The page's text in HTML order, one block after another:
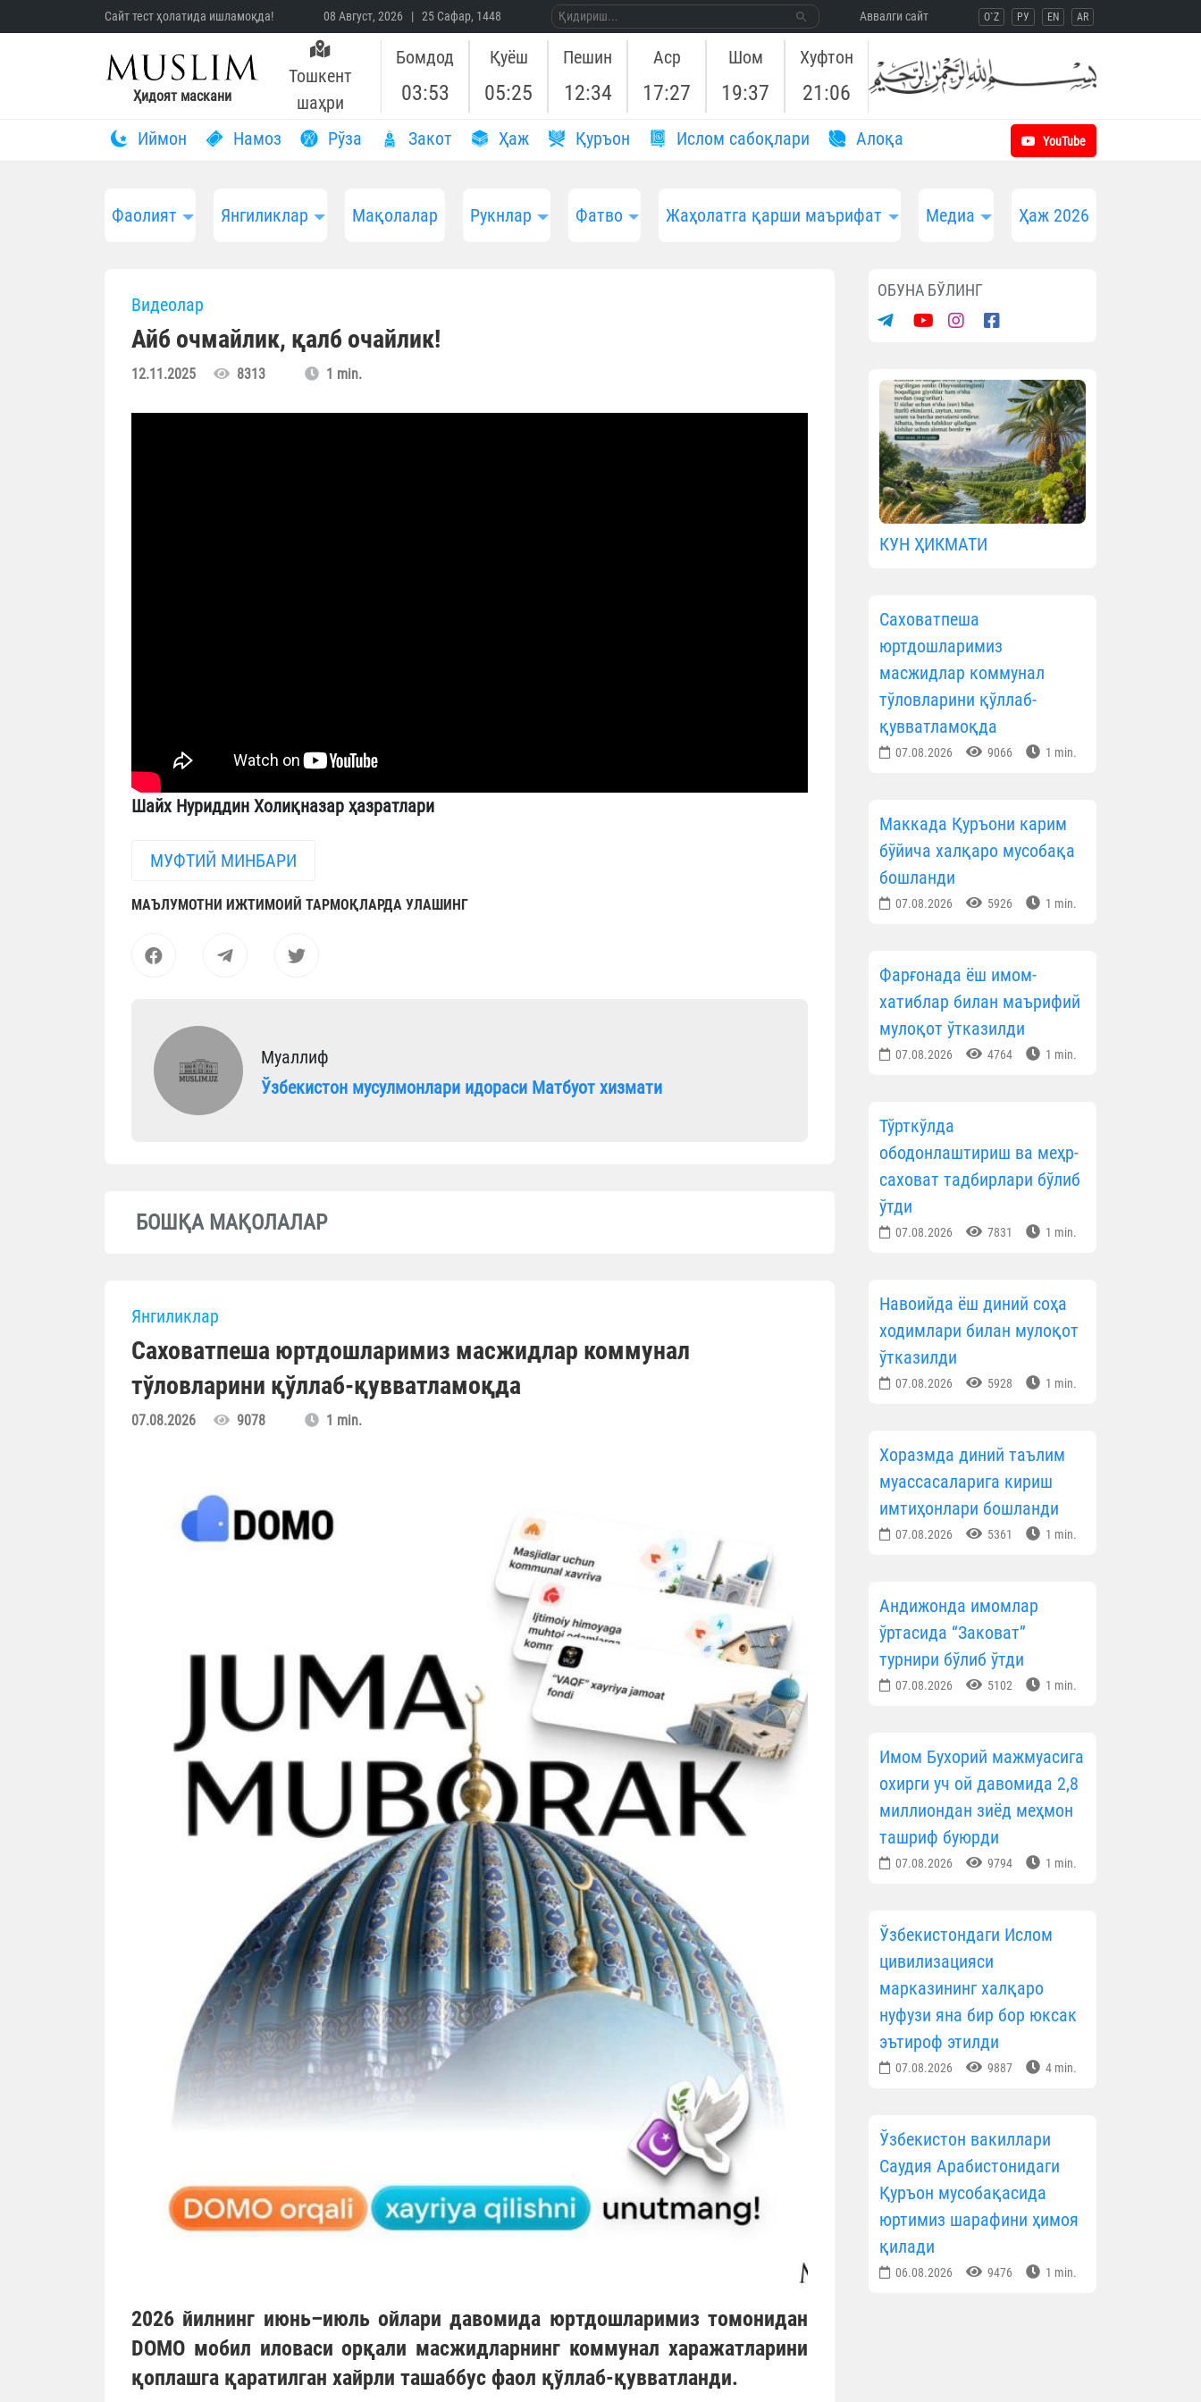
Сайт тест ҳолатида ишламоқда! 08 Август, 2026 | 25 Сафар, 1448 Aввалги сайт O`Z РУ EN AR
Ҳидоят маскани
Тошкент
шаҳри
Бомдод
03:53
Қуёш
05:25
Пешин
12:34
Аср
17:27
Шом
19:37
Хуфтон
21:06
Иймон Намоз Рўза Закот Ҳаж Қуръон Ислом сабоқлари Aлоқа YouTube
Фаолият Янгиликлар Мақолалар Рукнлар Фатво Жаҳолатга қарши маърифат Медиа Ҳаж 2026
Видеолар
Айб очмайлик, қалб очайлик!
12.11.2025 8313 1 min.
Шайх Нуриддин Холиқназар ҳазратлари
МУФТИЙ МИНБАРИ
МАЪЛУМОТНИ ИЖТИМОИЙ ТАРМОҚЛАРДА УЛАШИНГ
Муаллиф
Ўзбекистон мусулмонлари идораси Матбуот хизмати
БОШҚА МАҚОЛАЛАР
Янгиликлар
Саховатпеша юртдошларимиз масжидлар коммунал
тўловларини қўллаб-қувватламоқда
07.08.2026 9078 1 min.
2026 йилнинг июнь–июль ойлари давомида юртдошларимиз томонидан
DOMO мобил иловаси орқали масжидларнинг коммунал харажатларини
қоплашга қаратилган хайрли ташаббус фаол қўллаб-қувватланди.
ОБУНА БЎЛИНГ
КУН ҲИКМАТИ
Саховатпеша
юртдошларимиз
масжидлар коммунал
тўловларини қўллаб-
қувватламоқда
07.08.2026 9066 1 min.
Маккада Қуръони карим
бўйича халқаро мусобақа
бошланди
07.08.2026 5926 1 min.
Фарғонада ёш имом-
хатиблар билан маърифий
мулоқот ўтказилди
07.08.2026 4764 1 min.
Тўрткўлда
ободонлаштириш ва меҳр-
саховат тадбирлари бўлиб
ўтди
07.08.2026 7831 1 min.
Навоийда ёш диний соҳа
ходимлари билан мулоқот
ўтказилди
07.08.2026 5928 1 min.
Хоразмда диний таълим
муассасаларига кириш
имтиҳонлари бошланди
07.08.2026 5361 1 min.
Андижонда имомлар
ўртасида “Заковат”
турнири бўлиб ўтди
07.08.2026 5102 1 min.
Имом Бухорий мажмуасига
охирги уч ой давомида 2,8
миллиондан зиёд меҳмон
ташриф буюрди
07.08.2026 9794 1 min.
Ўзбекистондаги Ислом
цивилизацияси
марказининг халқаро
нуфузи яна бир бор юксак
эътироф этилди
07.08.2026 9887 4 min.
Ўзбекистон вакиллари
Саудия Арабистонидаги
Қуръон мусобақасида
юртимиз шарафини ҳимоя
қилади
06.08.2026 9476 1 min.